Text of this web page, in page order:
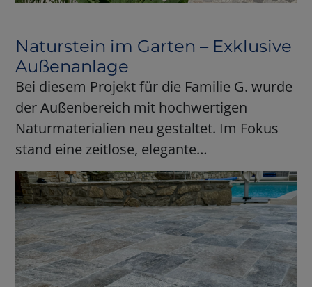
Naturstein im Garten – Exklusive
Außenanlage
Bei diesem Projekt für die Familie G. wurde
der Außenbereich mit hochwertigen
Naturmaterialien neu gestaltet. Im Fokus
stand eine zeitlose, elegante…